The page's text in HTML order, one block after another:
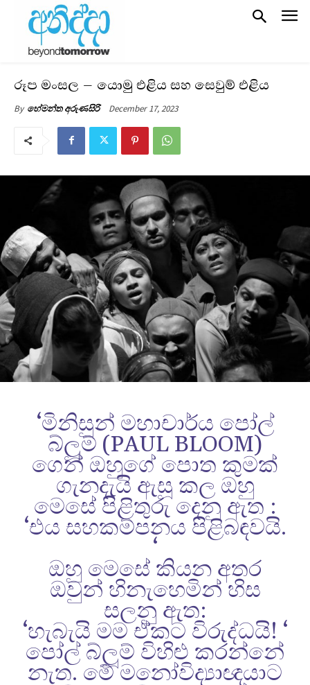
රූප මංසල – යොමු එළිය සහ සෙවුම් එළිය
By හේමන්ත අරුණසිරි December 17, 2023
‘මිනිසුන් මහාචාර්ය පෝල්
බ්ලූම් (PAUL BLOOM)
ගෙන් ඔහුගේ පොත කුමක්
ගැනදැයි ඇසූ කල ඔහු
මෙසේ පිළිතුරු දෙනු ඇත :
‘එය සහකම්පනය පිළිබඳවයි.
‘
ඔහු මෙසේ කියන අතර
ඔවුන් හිනැහෙමින් හිස
සලනු ඇත:
‘හැබැයි මම ඒකට විරුද්ධයි! ‘
පෝල් බ්ලූම් විහිළු කරන්නේ
නැත. මේ මනෝවිද්‍යාඥයාට